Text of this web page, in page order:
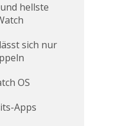
hellste
sich nur
OS
Apps